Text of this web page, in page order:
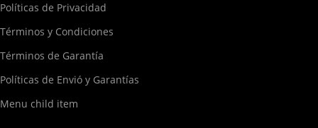
Políticas de Privacidad
Términos y Condiciones
Términos de Garantía
Políticas de Envió y Garantías
Menu child item